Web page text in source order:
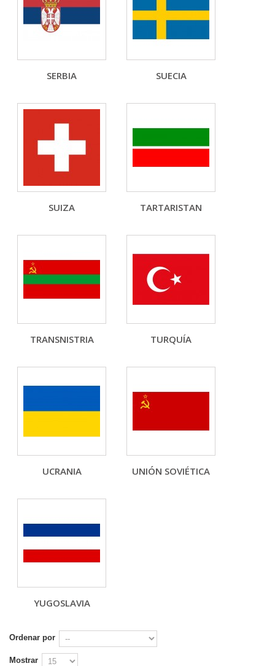
SERBIA SUECIA
SUIZA TARTARISTAN
TRANSNISTRIA TURQUÍA
UCRANIA UNIÓN SOVIÉTICA
YUGOSLAVIA
Ordenar por
Mostrar